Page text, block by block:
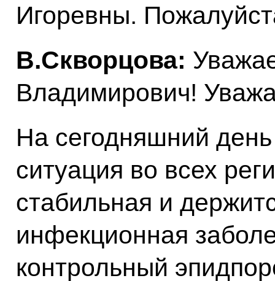
Игоревны.
В.Скворцова:
Владимирович!
На сегодняшний
ситуация во всех
стабильная и
инфекционная
контрольный